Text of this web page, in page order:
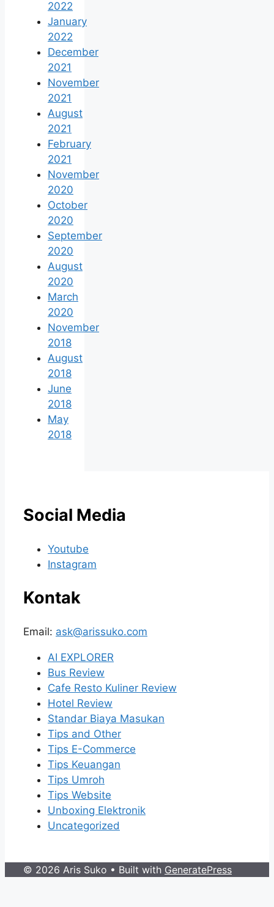
2022
January
2022
December
2021
November
2021
August
2021
February
2021
November
2020
October
2020
September
2020
August
2020
March
2020
November
2018
August
2018
June
2018
May
2018
Social Media
Youtube
Instagram
Kontak
Email: ask@arissuko.com
AI EXPLORER
Bus Review
Cafe Resto Kuliner Review
Hotel Review
Standar Biaya Masukan
Tips and Other
Tips E-Commerce
Tips Keuangan
Tips Umroh
Tips Website
Unboxing Elektronik
Uncategorized
© 2026 Aris Suko • Built with GeneratePress